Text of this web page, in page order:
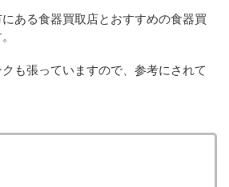
ある食器買取店とおすすめの食器買
も張っていますので、参考にされて